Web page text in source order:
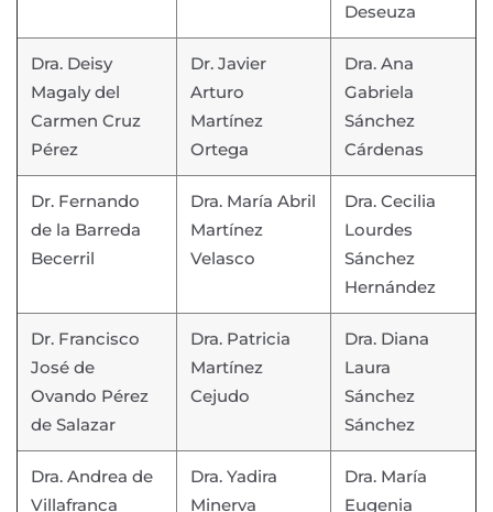
Deseuza
Dra. Deisy
Magaly del
Carmen Cruz
Pérez
Dr. Javier
Arturo
Martínez
Ortega
Dra. Ana
Gabriela
Sánchez
Cárdenas
Dr. Fernando
de la Barreda
Becerril
Dra. María Abril
Martínez
Velasco
Dra. Cecilia
Lourdes
Sánchez
Hernández
Dr. Francisco
José de
Ovando Pérez
de Salazar
Dra. Patricia
Martínez
Cejudo
Dra. Diana
Laura
Sánchez
Sánchez
Dra. Andrea de
Villafranca
Dra. Yadira
Minerva
Dra. María
Eugenia